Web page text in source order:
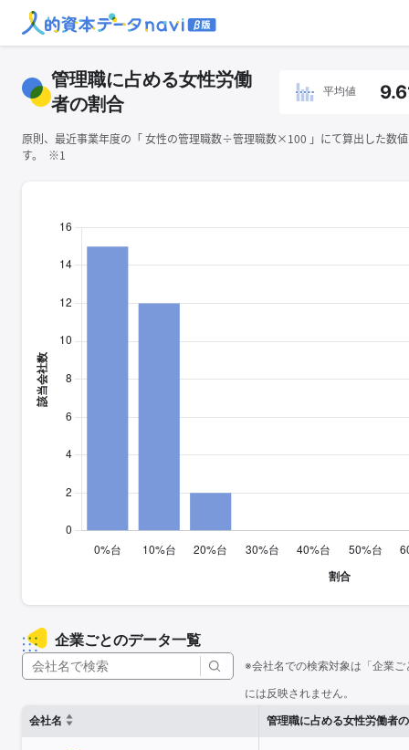
管理職に占める女性労働
者の割合
平均値
原則、最近事業年度の「 ⼥性の管理職数÷管理職数×100 」にて算出した数
す。 ※1
企業ごとのデータ一覧
※会社名での検索対象は「企業
には反映されません。
会社名
管理職に占める女性労働者